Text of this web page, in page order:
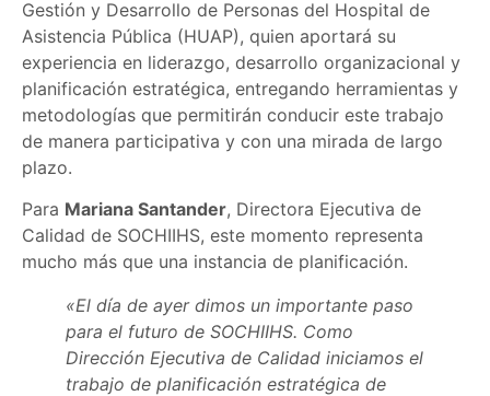
Gestión y Desarrollo de Personas del Hospital de
Asistencia Pública (HUAP), quien aportará su
experiencia en liderazgo, desarrollo organizacional y
planificación estratégica, entregando herramientas y
metodologías que permitirán conducir este trabajo
de manera participativa y con una mirada de largo
plazo.
Para Mariana Santander, Directora Ejecutiva de
Calidad de SOCHIIHS, este momento representa
mucho más que una instancia de planificación.
«El día de ayer dimos un importante paso
para el futuro de SOCHIIHS. Como
Dirección Ejecutiva de Calidad iniciamos el
trabajo de planificación estratégica de